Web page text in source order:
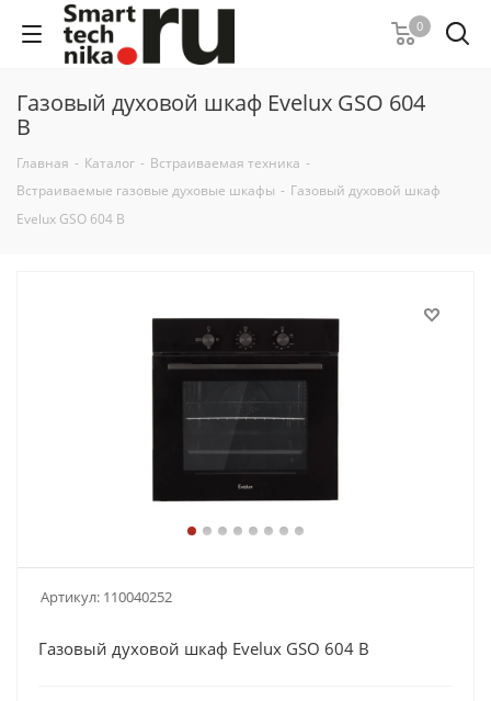
0
Газовый духовой шкаф Evelux GSO 604
B
Главная - Каталог - Встраиваемая техника -
Встраиваемые газовые духовые шкафы - Газовый духовой шкаф
Evelux GSO 604 B
Артикул: 110040252
Газовый духовой шкаф Evelux GSO 604 B